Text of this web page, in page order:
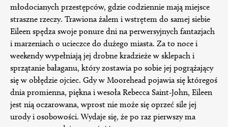
młodocianych przestępców, gdzie codziennie mają miejsce
straszne rzeczy. Trawiona żalem i wstrętem do samej siebie
Eileen spędza swoje ponure dni na perwersyjnych fantazjach
i marzeniach o ucieczce do dużego miasta. Za to noce i
weekendy wypełniają jej drobne kradzieże w sklepach i
sprzątanie bałaganu, który zostawia po sobie jej pogrążający
się w obłędzie ojciec. Gdy w Moorehead pojawia się któregoś
dnia promienna, piękna i wesoła Rebecca Saint-John, Eileen
jest nią oczarowana, wprost nie może się oprzeć sile jej
urody i osobowości. Wydaje się, że po raz pierwszy ma